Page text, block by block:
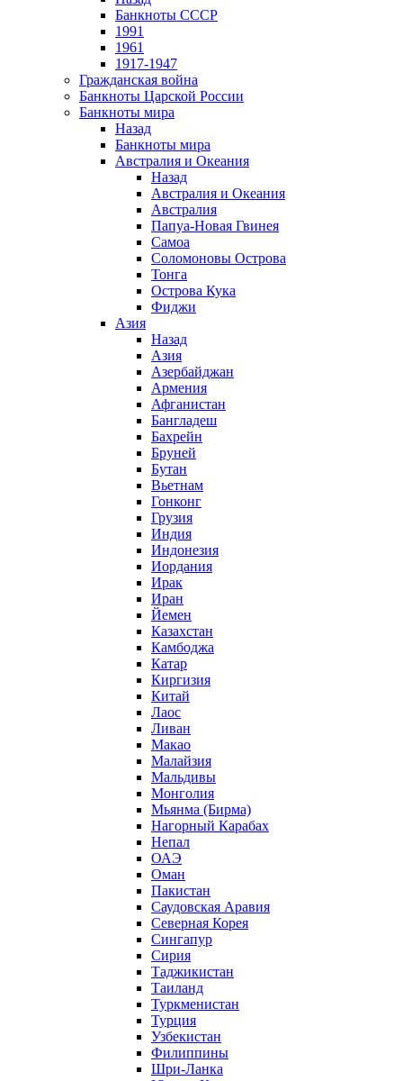
Банкноты СССР
1991
1961
1917-1947
Гражданская война
Банкноты Царской России
Банкноты мира
Назад
Банкноты мира
Австралия и Океания
Назад
Австралия и Океания
Австралия
Папуа-Новая Гвинея
Самоа
Соломоновы Острова
Тонга
Острова Кука
Фиджи
Азия
Назад
Азия
Азербайджан
Армения
Афганистан
Бангладеш
Бахрейн
Бруней
Бутан
Вьетнам
Гонконг
Грузия
Индия
Индонезия
Иордания
Ирак
Иран
Йемен
Казахстан
Камбоджа
Катар
Киргизия
Китай
Лаос
Ливан
Макао
Малайзия
Мальдивы
Монголия
Мьянма (Бирма)
Нагорный Карабах
Непал
ОАЭ
Оман
Пакистан
Саудовская Аравия
Северная Корея
Сингапур
Сирия
Таджикистан
Таиланд
Туркменистан
Турция
Узбекистан
Филиппины
Шри-Ланка